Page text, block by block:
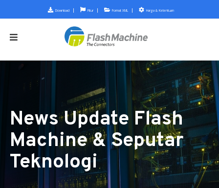
Download Fitur Format XML Harga & Ketentuan
News Update Flash
Machine & Seputar
Teknologi